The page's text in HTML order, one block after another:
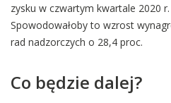
zysku w czwartym kwartale 2020 r.
Spowodowałoby to wzrost
rad nadzorczych o 28,4 proc.
Co będzie dalej?